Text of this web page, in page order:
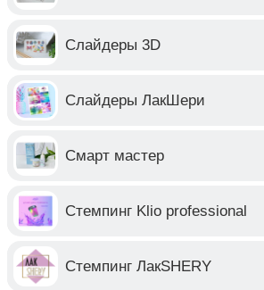
Слайдеры 3D
Слайдеры ЛакШери
Смарт мастер
Стемпинг Klio professional
Стемпинг ЛакSHERY